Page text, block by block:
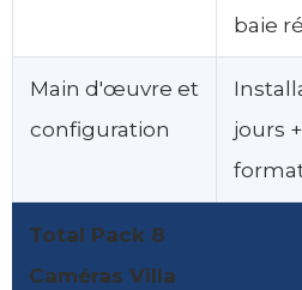
baie
Main d'œuvre et
configuration
jours +
Total Pack 8
Caméras Villa